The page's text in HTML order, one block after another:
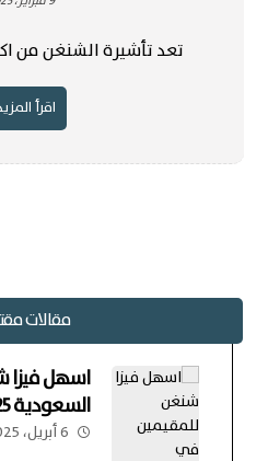
تعد تأشيرة الشنغن من
اقرأ
مقالات
اسهل
السعودية 2025
6 أبريل، 2025